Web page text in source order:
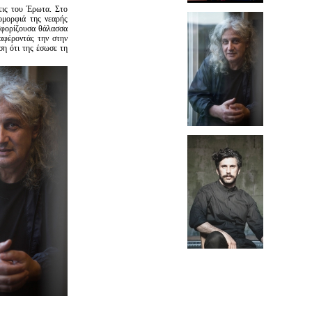
του Έρωτα. Στο
της νεαρής
θάλασσα
την στην
ότι της έσωσε τη